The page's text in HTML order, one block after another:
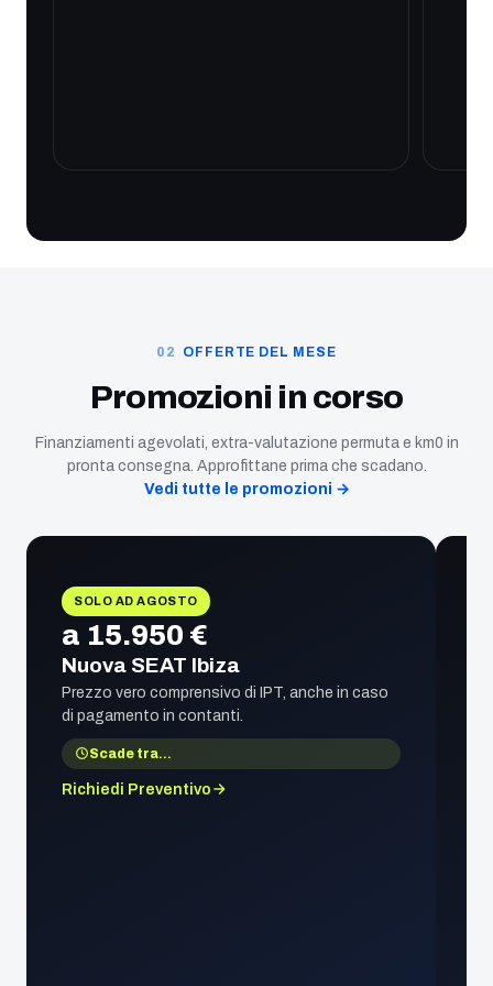
OFFERTE DEL MESE
Promozioni in corso
Finanziamenti agevolati, extra-valutazione permuta e km0 in
pronta consegna. Approfittane prima che scadano.
Vedi tutte le promozioni →
SOLO AD AGOSTO
a 15.950 €
Nuova SEAT Ibiza
Prezzo vero comprensivo di IPT, anche in caso
di pagamento in contanti.
Scade tra…
Richiedi Preventivo